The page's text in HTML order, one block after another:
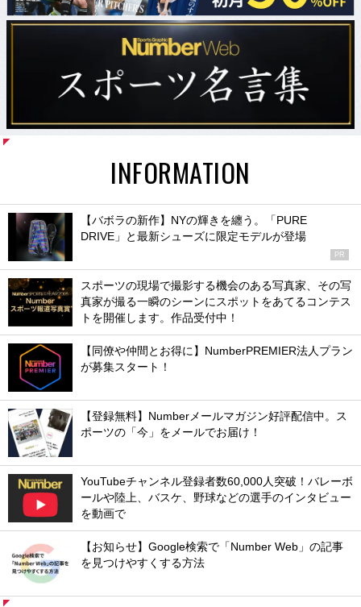
INFORMATION
【バボラの新作】NYの輝きを纏う。「PURE
DRIVE」と最新シューズに限定モデルが登場
PR
スポーツの現場で撮影する機会のある写真家、その写
真家が撮る一瞬のシーンにスポットをあてるコンテス
トを開催します。作品受付中！
【同僚や仲間とお得に】NumberPREMIER法人プラン
が募集スタート！
【登録無料】Numberメールマガジン好評配信中。ス
ポーツの「今」をメールでお届け！
YouTubeチャンネル登録者数60,000人突破！バレーボ
ールや陸上、バスケ、野球などの選手のインタビュー
を動画で
【お知らせ】Google検索で「Number Web」の記事
を見つけやすくする方法